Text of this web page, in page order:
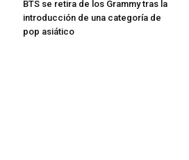
BTS se retira de los Grammy tras la
introducción de una categoría de
pop asiático